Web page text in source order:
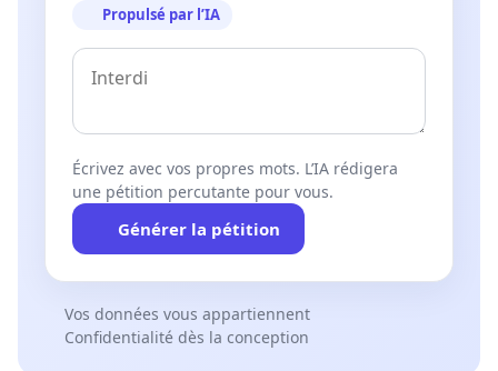
Propulsé par l’IA
Écrivez avec vos propres mots. L’IA rédigera
une pétition percutante pour vous.
Générer la pétition
Vos données vous appartiennent
Confidentialité dès la conception